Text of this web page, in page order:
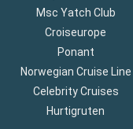
Msc Yatch Club
Croiseurope
Ponant
Norwegian Cruise Line
Celebrity Cruises
Hurtigruten